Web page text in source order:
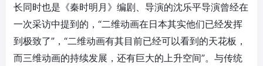
长同时也是《秦时明月》编剧、导演的沈乐平导演曾经在
一次采访中提到的，“二维动画在日本其实他们已经发挥
到极致了”，“二维动画有其目前已经可以看到的天花板，
而三维动画的持续发展，还有巨大的上升空间”。与传统